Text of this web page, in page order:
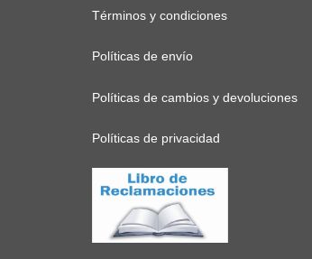
Términos y condiciones
Políticas de envío
Políticas de cambios y devoluciones
Políticas de privacidad